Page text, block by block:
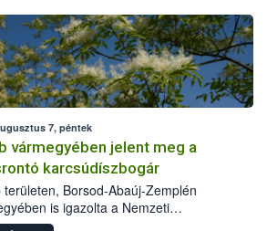
7, péntek
vármegyében jelent meg a
karcsúdíszbogár
területen, Borsod-Abaúj-Zemplén
is igazolta a Nemzeti
biztonsági Hivatal (Nébih) a